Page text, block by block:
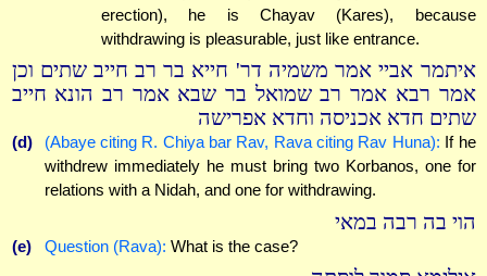
erection), he is Chayav (Kares), because
withdrawing is pleasurable, just like entrance.
איתמר אביי אמר משמיה דר' חייא בר רב חייב שתים וכן
אמר רבא אמר רב שמואל בר שבא אמר רב הונא חייב
שתים חדא אכניסה וחדא אפרישה
(d) (Abaye citing R. Chiya bar Rav, Rava citing Rav Huna): If he
withdrew immediately he must bring two Korbanos, one for
relations with a Nidah, and one for withdrawing.
הוי בה רבה במאי
(e) Question (Rava): What is the case?